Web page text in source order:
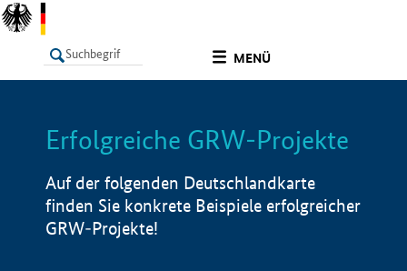
MENÜ
LISTE Info
Erfolgreiche GRW-Projekte
Auf der folgenden Deutschlandkarte
finden Sie konkrete Beispiele erfolgreicher
GRW-Projekte!